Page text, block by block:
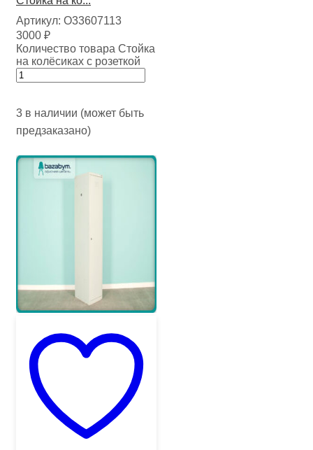
Артикул: О33607113
3000 ₽
Количество товара Стойка
на колёсиках с розеткой
3 в наличии (может быть
предзаказано)